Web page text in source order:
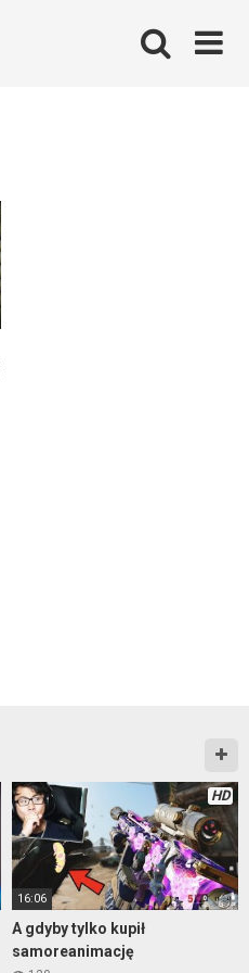
HD
16:06
A gdyby tylko kupił
samoreanimację